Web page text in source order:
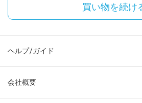
買い物を続け
ヘルプ/ガイド
会社概要